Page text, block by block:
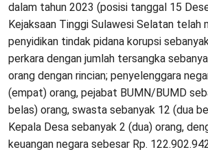
dalam tahun 2023 (posisi tanggal 15
Kejaksaan Tinggi Sulawesi Selatan telah
penyidikan tindak pidana korupsi
perkara dengan jumlah tersangka
orang dengan rincian; penyelenggara
(empat) orang, pejabat BUMN/BUMD
belas) orang, swasta sebanyak 12 (dua
Kepala Desa sebanyak 2 (dua) orang,
keuangan negara sebesar Rp.